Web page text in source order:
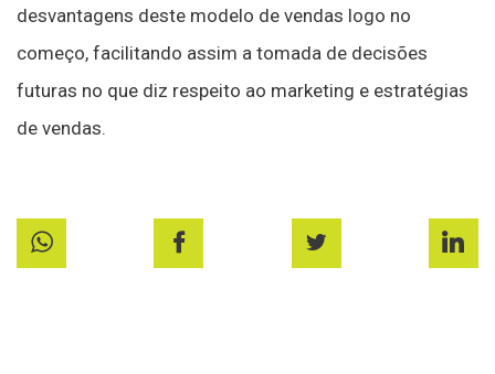
desvantagens deste modelo de vendas logo no
começo, facilitando assim a tomada de decisões
futuras no que diz respeito ao marketing e estratégias
de vendas.